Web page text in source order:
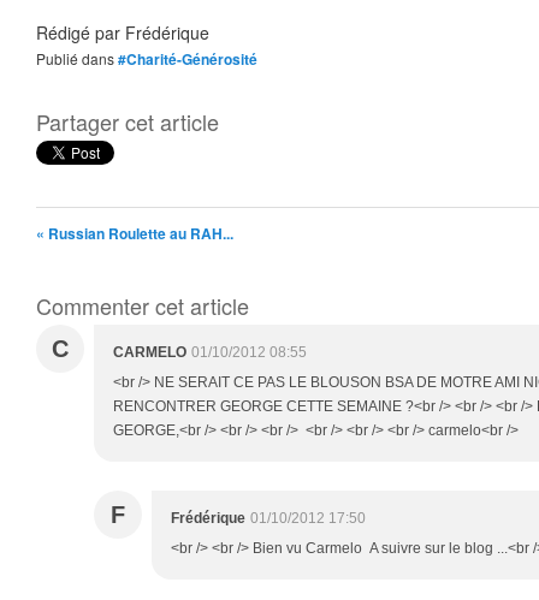
Rédigé par Frédérique
Publié dans#Charité-Générosité
Partager cet article
« Russian Roulette au RAH...
Commenter cet article
C CARMELO 01/10/2012 08:55
<br /> NE SERAIT CE PAS LE BLOUSON BSA DE MOTRE AMI
RENCONTRER GEORGE CETTE SEMAINE ?<br /> <br /> <br />
GEORGE,<br /> <br /> <br /> <br /> <br /> <br /> carmelo<br />
F Frédérique 01/10/2012 17:50
<br /> <br /> Bien vu Carmelo A suivre sur le blog ...<br